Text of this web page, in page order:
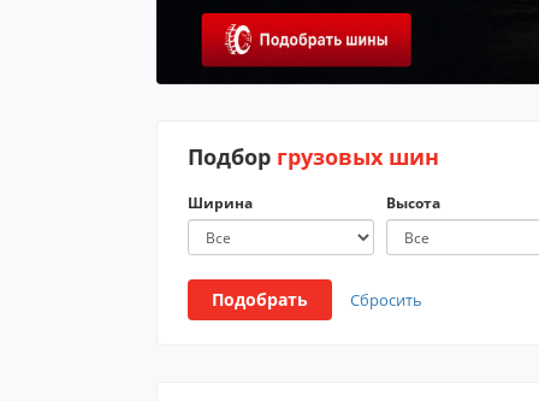
Подбор грузовых шин
Ширина Высота
Подобрать Сбросить